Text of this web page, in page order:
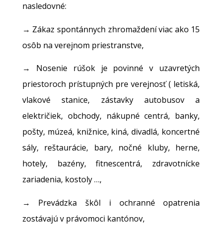
nasledovné:
→ Zákaz spontánnych zhromaždení viac ako 15
osôb na verejnom priestranstve,
→ Nosenie rúšok je povinné v uzavretých
priestoroch prístupných pre verejnosť ( letiská,
vlakové stanice, zástavky autobusov a
električiek, obchody, nákupné centrá, banky,
pošty, múzeá, knižnice, kiná, divadlá, koncertné
sály, reštaurácie, bary, nočné kluby, herne,
hotely, bazény, fitnescentrá, zdravotnícke
zariadenia, kostoly …,
→ Prevádzka škôl i ochranné opatrenia
zostávajú v právomoci kantónov,